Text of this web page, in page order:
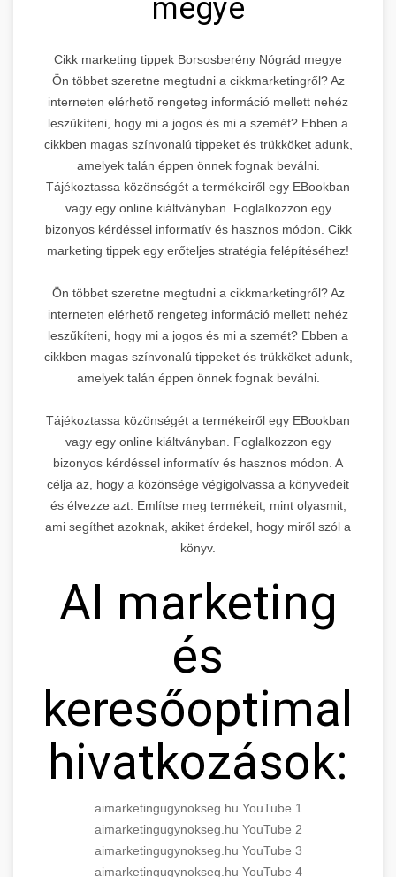
megye
Cikk marketing tippek Borsosberény Nógrád megye
Ön többet szeretne megtudni a cikkmarketingről? Az
interneten elérhető rengeteg információ mellett nehéz
leszűkíteni, hogy mi a jogos és mi a szemét? Ebben a
cikkben magas színvonalú tippeket és trükköket adunk,
amelyek talán éppen önnek fognak beválni.
Tájékoztassa közönségét a termékeiről egy EBookban
vagy egy online kiáltványban. Foglalkozzon egy
bizonyos kérdéssel informatív és hasznos módon. Cikk
marketing tippek egy erőteljes stratégia felépítéséhez!
Ön többet szeretne megtudni a cikkmarketingről? Az
interneten elérhető rengeteg információ mellett nehéz
leszűkíteni, hogy mi a jogos és mi a szemét? Ebben a
cikkben magas színvonalú tippeket és trükköket adunk,
amelyek talán éppen önnek fognak beválni.
Tájékoztassa közönségét a termékeiről egy EBookban
vagy egy online kiáltványban. Foglalkozzon egy
bizonyos kérdéssel informatív és hasznos módon. A
célja az, hogy a közönsége végigolvassa a könyvedeit
és élvezze azt. Említse meg termékeit, mint olyasmit,
ami segíthet azoknak, akiket érdekel, hogy miről szól a
könyv.
AI marketing
és
hivatkozások:
aimarketingugynokseg.hu YouTube 1
aimarketingugynokseg.hu YouTube 2
aimarketingugynokseg.hu YouTube 3
aimarketingugynokseg.hu YouTube 4